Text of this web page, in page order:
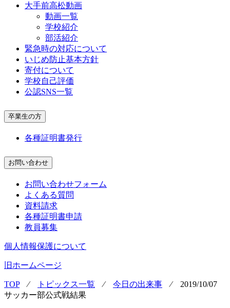
大手前高松動画
動画一覧
学校紹介
部活紹介
緊急時の対応について
いじめ防止基本方針
寄付について
学校自己評価
公認SNS一覧
卒業生の方
各種証明書発行
お問い合わせ
お問い合わせフォーム
よくある質問
資料請求
各種証明書申請
教員募集
個人情報保護について
旧ホームページ
TOP⁄ トピックス一覧 ⁄ 今日の出来事 ⁄ 2019/10/07
サッカー部公式戦結果